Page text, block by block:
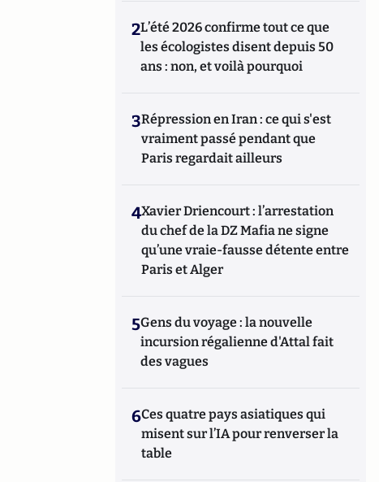
2L’été 2026 confirme tout ce que
les écologistes disent depuis 50
ans : non, et voilà pourquoi
3Répression en Iran : ce qui s'est
vraiment passé pendant que
Paris regardait ailleurs
4Xavier Driencourt : l’arrestation
du chef de la DZ Mafia ne signe
qu’une vraie-fausse détente entre
Paris et Alger
5Gens du voyage : la nouvelle
incursion régalienne d'Attal fait
des vagues
6Ces quatre pays asiatiques qui
misent sur l’IA pour renverser la
table